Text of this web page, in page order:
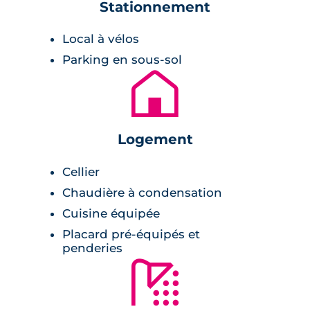
4 étages aux lignes architecturales
contemporaines. Les façades sont couvertes
sont mêmes couverts de végétation
tombante. Les balcons des appartements
blanc opaque.
Les appartements sont pensés avec grand
soin. Effectivement, les pièces de vie sont
spacieuses et pensées pour capter un
Stationnement
Local à vélos
Parking en sous-sol
🏚
Logement
Cellier
Chaudière à condensation
Cuisine équipée
Placard pré-équipés et
penderies
🚿